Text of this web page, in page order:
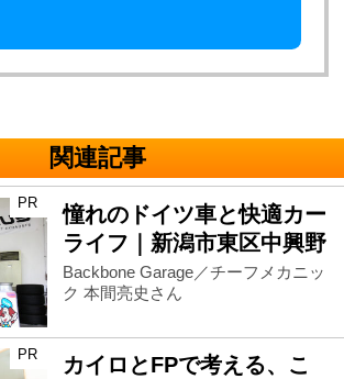
関連記事
PR
憧れのドイツ車と快適カー
ライフ｜新潟市東区中興野
Backbone Garage／チーフメカニッ
ク 本間亮史さん
PR
カイロとFPで考える、こ